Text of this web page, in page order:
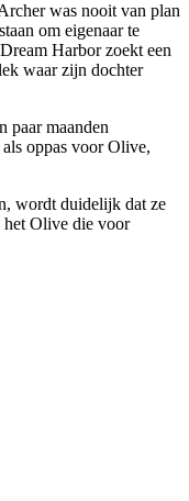
was nooit van plan
om eigenaar te
Harbor zoekt een
waar zijn dochter
paar maanden
oppas voor Olive,
wordt duidelijk dat ze
het Olive die voor